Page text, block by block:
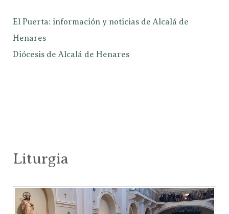
El Puerta: información y noticias de Alcalá de
Henares
Diócesis de Alcalá de Henares
Liturgia